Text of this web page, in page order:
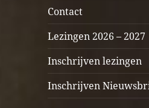
Contact
Lezingen 2026 – 2027
Inschrijven lezingen
Inschrijven